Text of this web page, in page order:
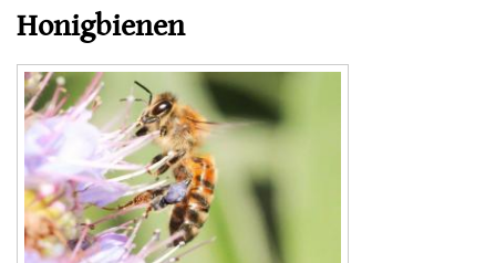
Honigbienen